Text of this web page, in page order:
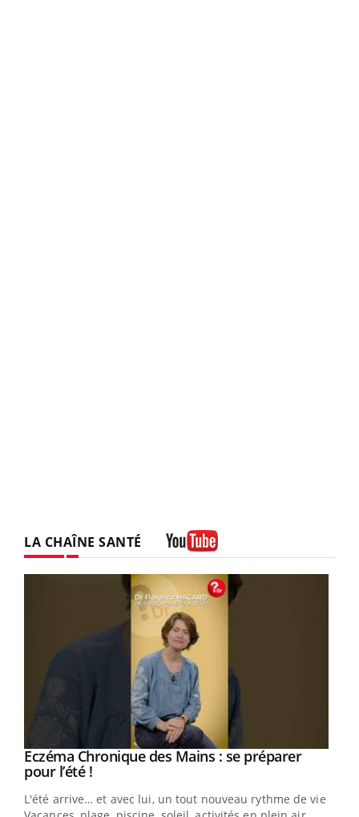
LA CHAÎNE SANTÉ
Youtube
Eczéma Chronique des Mains : se préparer
pour l’été !Youtube
L'été arrive… et avec lui, un tout nouveau rythme de vie !